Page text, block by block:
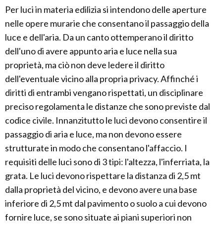
Per luci in materia edilizia si intendono delle aperture
nelle opere murarie che consentano il passaggio della
luce e dell'aria. Da un canto ottemperano il diritto
dell'uno di avere appunto aria e luce nella sua
proprietà, ma ciò non deve ledere il diritto
dell'eventuale vicino alla propria privacy. Affinché i
diritti di entrambi vengano rispettati, un disciplinare
preciso regolamenta le distanze che sono previste dal
codice civile. Innanzitutto le luci devono consentire il
passaggio di aria e luce, ma non devono essere
strutturate in modo che consentano l'affaccio. I
requisiti delle luci sono di 3 tipi: l'altezza, l'inferriata, la
grata. Le luci devono rispettare la distanza di 2,5 mt
dalla proprietà del vicino, e devono avere una base
inferiore di 2,5 mt dal pavimento o suolo a cui devono
fornire luce, se sono situate ai piani superiori non